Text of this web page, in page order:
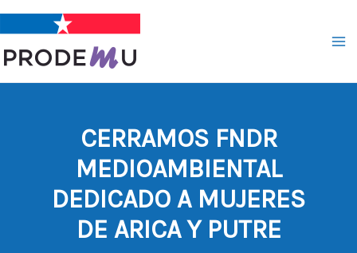
contenido
CERRAMOS FNDR
MEDIOAMBIENTAL
DEDICADO A MUJERES
DE ARICA Y PUTRE